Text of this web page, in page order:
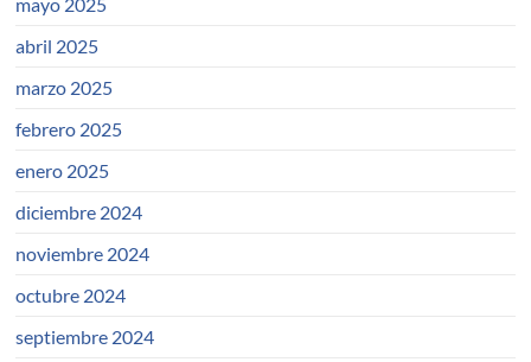
mayo 2025
abril 2025
marzo 2025
febrero 2025
enero 2025
diciembre 2024
noviembre 2024
octubre 2024
septiembre 2024